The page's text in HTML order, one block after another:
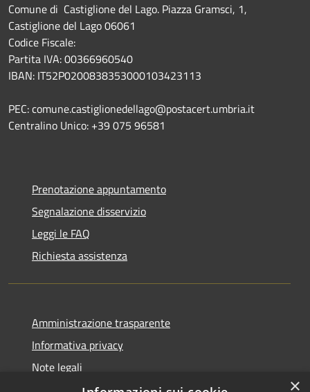
Comune di Castiglione del Lago. Piazza Gramsci, 1,
Castiglione del Lago 06061
Codice Fiscale:
Partita IVA: 00366960540
IBAN: IT52P0200838353000103423113
PEC: comune.castiglionedellago@postacert.umbria.it
Centralino Unico: +39 075 96581
Prenotazione appuntamento
Segnalazione disservizio
Leggi le FAQ
Richiesta assistenza
Amministrazione trasparente
Informativa privacy
Note legali
×